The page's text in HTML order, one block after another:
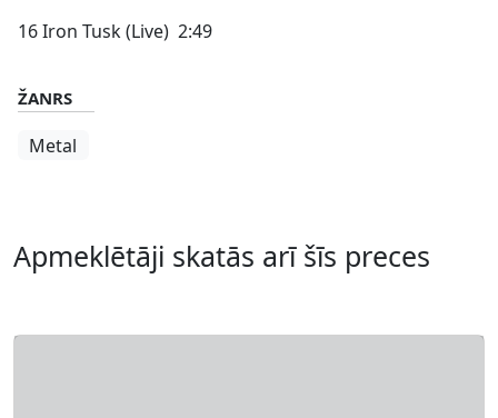
16 Iron Tusk (Live) 2:49
ŽANRS
Metal
Apmeklētāji skatās arī šīs preces